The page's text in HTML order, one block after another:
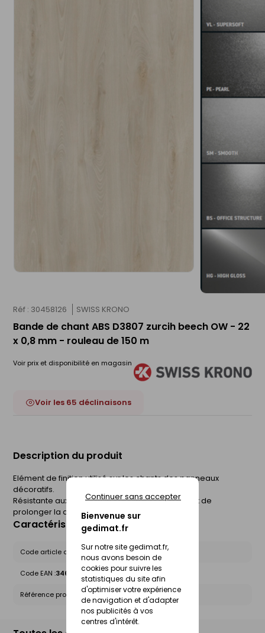
Bienvenue sur
gedimat.fr
Sur notre site gedimat.fr,
nous avons besoin de
cookies pour suivre les
statistiques du site afin
d'optimiser votre expérience
de navigation et d'adapter
nos publicités à vos
centres d'intérêt.
Continuer sans accepter
Réf : 30458126 SWISS KRONO
Bande de chant ABS D3807 zurcih beech OW - 22
x 0,8 mm - rouleau de 150 m
Voir prix et disponibilité en magasin
Voir les 65 déclinaisons
Description du produit
Elément de finition utilisé sur les chants des panneaux
décoratifs.
Résistante aux chocs, la bande de chant permet de
prolonger la durée de vie du panneau.
Caractéristiques du produit
Code article chez le fournisseur : 10347904
Code EAN :3464186249443
Référence produit nationale Gedimat :30458126